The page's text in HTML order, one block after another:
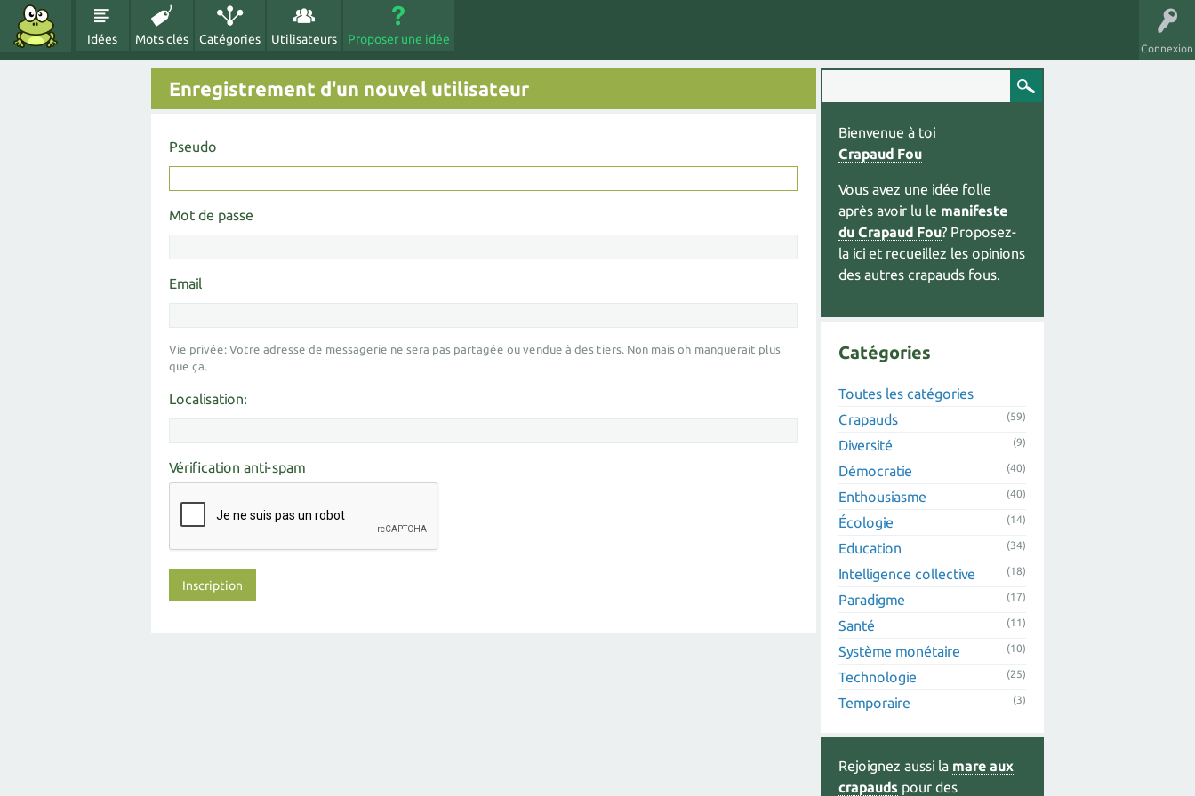
Connexion
Idées Mots clés Catégories Utilisateurs Proposer une idée
Enregistrement d'un nouvel utilisateur
Pseudo
Mot de passe
Email
Vie privée: Votre adresse de messagerie ne sera pas partagée ou vendue à des tiers. Non mais oh manquerait plus
que ça.
Localisation:
Vérification anti-spam
Bienvenue à toi
Crapaud Fou
Vous avez une idée folle
après avoir lu le manifeste
du Crapaud Fou? Proposez-
la ici et recueillez les opinions
des autres crapauds fous.
Catégories
Toutes les catégories
Crapauds
(59)
Diversité (9)
Démocratie (40)
Enthousiasme (40)
Écologie (14)
Education (34)
Intelligence collective (18)
Paradigme (17)
Santé (11)
Système monétaire (10)
Technologie (25)
Temporaire (3)
Rejoignez aussi la mare aux
crapauds pour des